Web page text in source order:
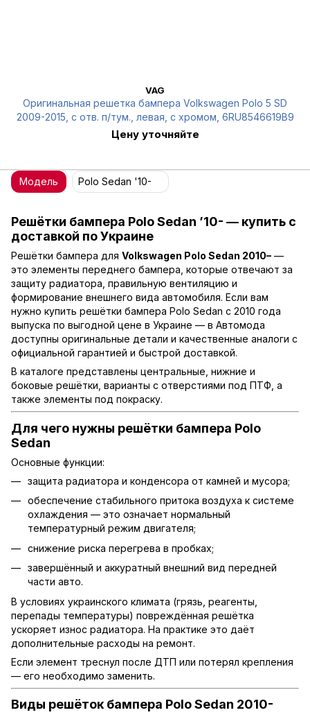
VAG
Оригинальная решетка бампера Volkswagen Polo 5 SD
2009-2015, с отв. п/тум., левая, с хромом, 6RU8546619B9
Цену уточняйте
Решётки бампера Polo Sedan ’10- — купить с
доставкой по Украине
Решётки бампера для Volkswagen Polo Sedan 2010– —
это элементы переднего бампера, которые отвечают за
защиту радиатора, правильную вентиляцию и
формирование внешнего вида автомобиля. Если вам
нужно купить решётки бампера Polo Sedan с 2010 года
выпуска по выгодной цене в Украине — в Автомода
доступны оригинальные детали и качественные аналоги с
официальной гарантией и быстрой доставкой.
В каталоге представлены центральные, нижние и
боковые решётки, варианты с отверстиями под ПТФ, а
также элементы под покраску.
Для чего нужны решётки бампера Polo
Sedan
Основные функции:
защита радиатора и конденсора от камней и мусора;
обеспечение стабильного притока воздуха к системе
охлаждения — это означает нормальный
температурный режим двигателя;
снижение риска перегрева в пробках;
завершённый и аккуратный внешний вид передней
части авто.
В условиях украинского климата (грязь, реагенты,
перепады температуры) повреждённая решётка
ускоряет износ радиатора. На практике это даёт
дополнительные расходы на ремонт.
Если элемент треснул после ДТП или потерял крепления
— его необходимо заменить.
Виды решёток бампера Polo Sedan 2010-
Модель Polo Sedan '10-